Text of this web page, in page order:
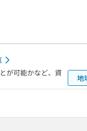
が可能かなど、資
地